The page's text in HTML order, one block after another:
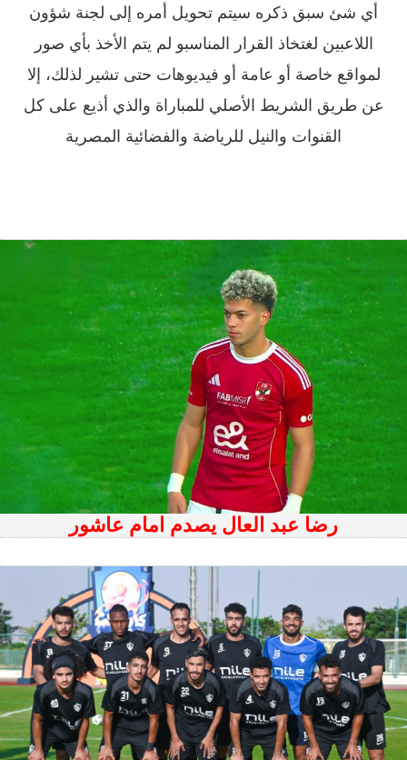
أي شئ سبق ذكره سيتم تحويل أمره إلى لجنة شؤون
اللاعبين لغتخاذ القرار المناسبو لم يتم الأخذ بأي صور
لمواقع خاصة أو عامة أو فيديوهات حتى تشير لذلك، إلا
عن طريق الشريط الأصلي للمباراة والذي أذيع على كل
القنوات والنيل للرياضة والفضائية المصرية
رضا عبد العال يصدم امام عاشور